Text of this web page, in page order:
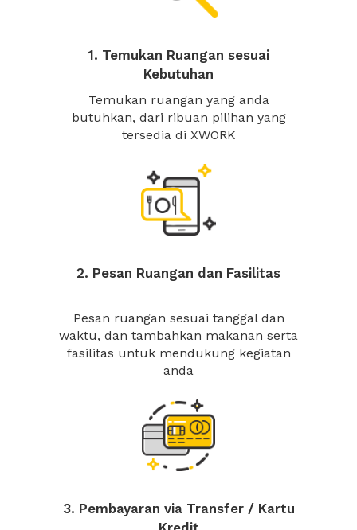
1. Temukan Ruangan sesuai
Kebutuhan
Temukan ruangan yang anda
butuhkan, dari ribuan pilihan yang
tersedia di XWORK
2. Pesan Ruangan dan Fasilitas
Pesan ruangan sesuai tanggal dan
waktu, dan tambahkan makanan serta
fasilitas untuk mendukung kegiatan
anda
3. Pembayaran via Transfer / Kartu